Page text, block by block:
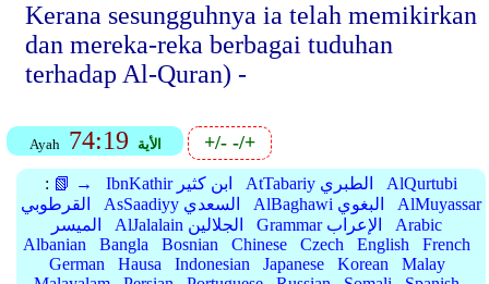
Kerana sesungguhnya ia telah memikirkan
dan mereka-reka berbagai tuduhan
terhadap Al-Quran) -
Ayah 74:19 الأية +/--/+
: 📗 → IbnKathir ابن كثير AtTabariy الطبري
AlQurtubi
القرطوبي
AsSaadiyy السعدي AlBaghawi البغوي
AlMuyassar
الميسر
AlJalalain الجلالين Grammar الإعراب
Arabic
Albanian
Bangla Bosnian Chinese Czech English
French
German
Hausa Indonesian Japanese Korean
Malay